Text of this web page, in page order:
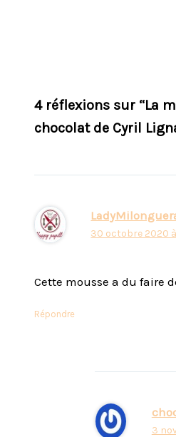
4 réflexions sur “La
chocolat de Cyril
30 octobre 2020 à
Cette mousse a du faire
Répondre
3